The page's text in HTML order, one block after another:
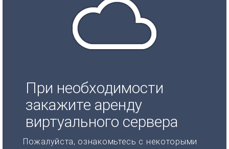
При необходимости
закажите аренду
виртуального сервера
Пожалуйста, ознакомьтесь с некоторыми